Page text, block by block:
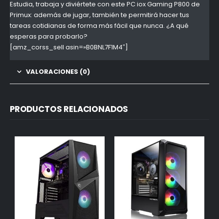
Estudia, trabaja y diviértete con este PC iox Gaming P800 de
Primux: además de jugar, también te permitirá hacer tus
tareas cotidianas de forma más fácil que nunca. ¿A qué
esperas para probarlo?
[amz_corss_sell asin=»B0BNL7F1M4″]
VALORACIONES (0)
PRODUCTOS RELACIONADOS